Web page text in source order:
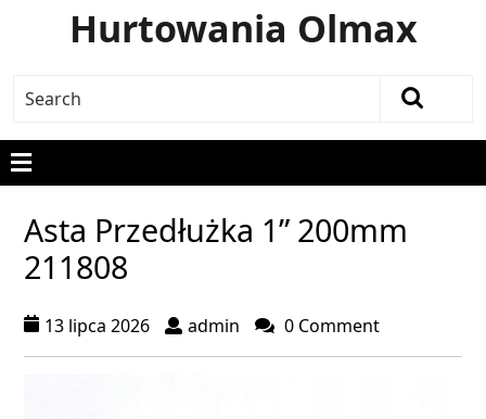
Hurtowania Olmax
Asta Przedłużka 1” 200mm
211808
13 lipca 2026 admin 0 Comment